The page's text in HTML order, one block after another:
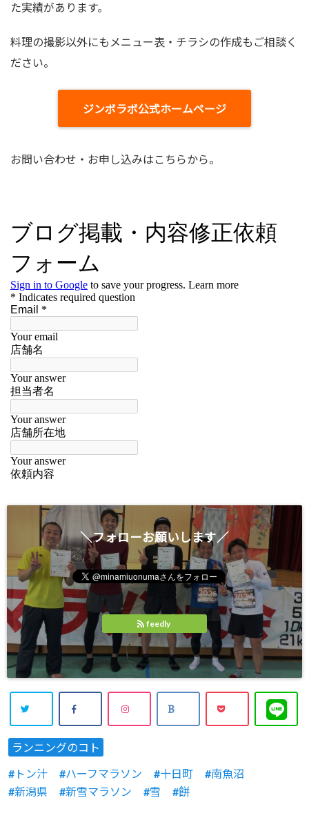
た実績があります。
料理の撮影以外にもメニュー表・チラシの作成もご相談く
ださい。
ジンボラボ公式ホームページ
お問い合わせ・お申し込みはこちらから。
＼フォローお願いします／
feedly
ランニングのコト
トン汁
ハーフマラソン 十日町
南魚沼
新潟県
新雪マラソン 雪 餅